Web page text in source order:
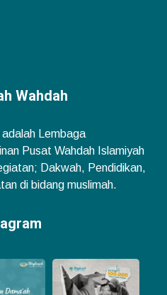
Wahdah
adalah Lembaga
Pusat Wahdah Islamiyah
Dakwah, Pendidikan,
di bidang muslimah.